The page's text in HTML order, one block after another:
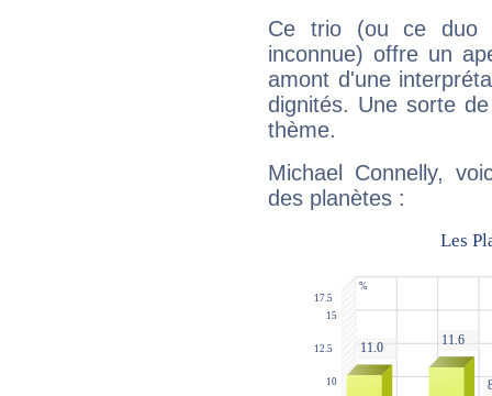
Ce trio (ou ce duo
inconnue) offre un
amont d'une
dignités. Une sorte
thème.
Michael Connelly,
des planètes :